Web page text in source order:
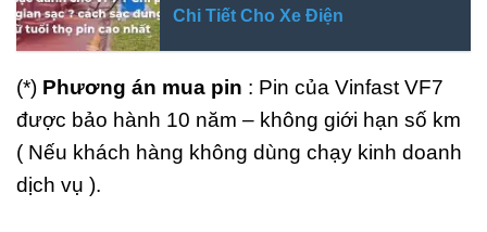
Chi Tiết Cho Xe Điện
(*) Phương án mua pin : Pin của Vinfast VF7
được bảo hành 10 năm – không giới hạn số km
( Nếu khách hàng không dùng chạy kinh doanh
dịch vụ ).